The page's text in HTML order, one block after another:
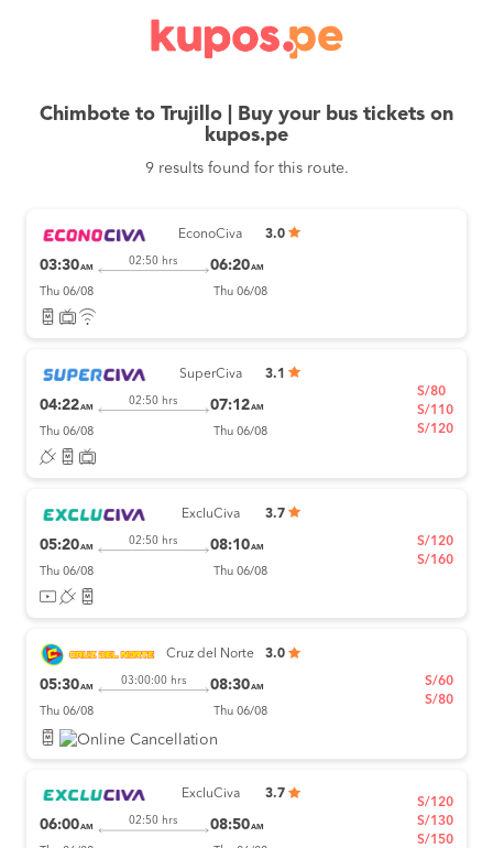
Chimbote to Trujillo | Buy your bus tickets on
kupos.pe
9 results found for this route.
EconoCiva 3.0
03:30AM
02:50 hrs 06:20AM
Thu 06/08 Thu 06/08
SuperCiva 3.1
04:22AM
02:50 hrs 07:12AM
Thu 06/08 Thu 06/08
S/80
S/110
S/120
ExcluCiva 3.7
05:20AM
02:50 hrs 08:10AM
Thu 06/08 Thu 06/08
S/120
S/160
Cruz del Norte 3.0
05:30AM
03:00:00 hrs 08:30AM
Thu 06/08 Thu 06/08
S/60
S/80
ExcluCiva 3.7
06:00AM
02:50 hrs 08:50AM
S/120
S/130
S/150